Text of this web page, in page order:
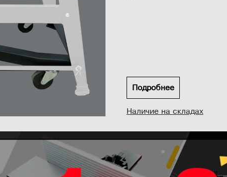
Подробнее
Наличие на складах